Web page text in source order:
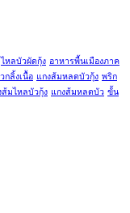
ไหลบัวผัดกุ้ง อาหารพื้นเมืองภาค
กลิ้งเนื้อ แกงส้มหลดบัวกุ้ง พริก
มไหลบัวกุ้ง แกงส้มหลดบัว ขั้น